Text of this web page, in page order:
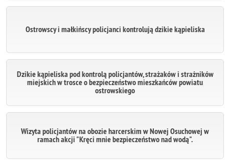
Ostrowscy i małkińscy policjanci kontrolują dzikie kąpieliska
Dzikie kąpieliska pod kontrolą policjantów, strażaków i strażników
miejskich w trosce o bezpieczeństwo mieszkańców powiatu
ostrowskiego
Wizyta policjantów na obozie harcerskim w Nowej Osuchowej w
ramach akcji "Kręci mnie bezpieczeństwo nad wodą".